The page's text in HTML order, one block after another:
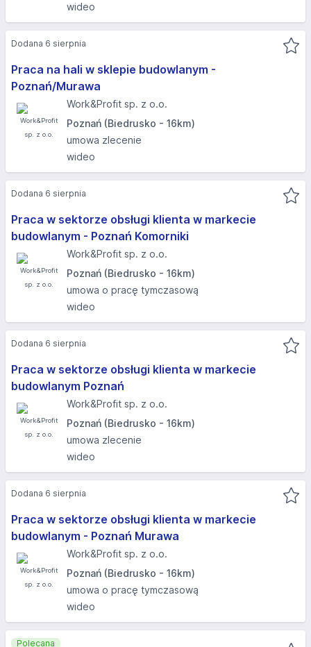
wideo
Praca na hali w sklepie budowlanym -
Poznań/Murawa
Work&Profit sp. z o.o.
Poznań (Biedrusko - 16km)
umowa zlecenie
wideo
Dodana 6 sierpnia
Praca w sektorze obsługi klienta w markecie
budowlanym - Poznań Komorniki
Work&Profit sp. z o.o.
Poznań (Biedrusko - 16km)
umowa o pracę tymczasową
wideo
Dodana 6 sierpnia
Praca w sektorze obsługi klienta w markecie
budowlanym Poznań
Work&Profit sp. z o.o.
Poznań (Biedrusko - 16km)
umowa zlecenie
wideo
Dodana 6 sierpnia
Praca w sektorze obsługi klienta w markecie
budowlanym - Poznań Murawa
Work&Profit sp. z o.o.
Poznań (Biedrusko - 16km)
umowa o pracę tymczasową
wideo
Dodana 6 sierpnia
Polecana